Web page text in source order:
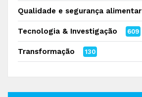
Qualidade e segurança alimentar
Tecnologia & Investigação 609
Transformação 130